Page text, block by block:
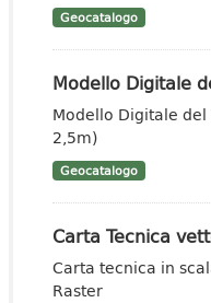
Geocatalogo
Modello Digitale
Modello Digitale
2,5m)
Geocatalogo
Carta Tecnica
Carta tecnica in
Raster